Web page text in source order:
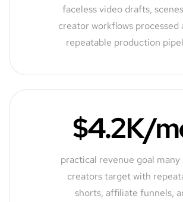
faceless video drafts,
creator workflows processed
repeatable production
$4.2K/
practical revenue goal many
creators target with
shorts, affiliate funnels,